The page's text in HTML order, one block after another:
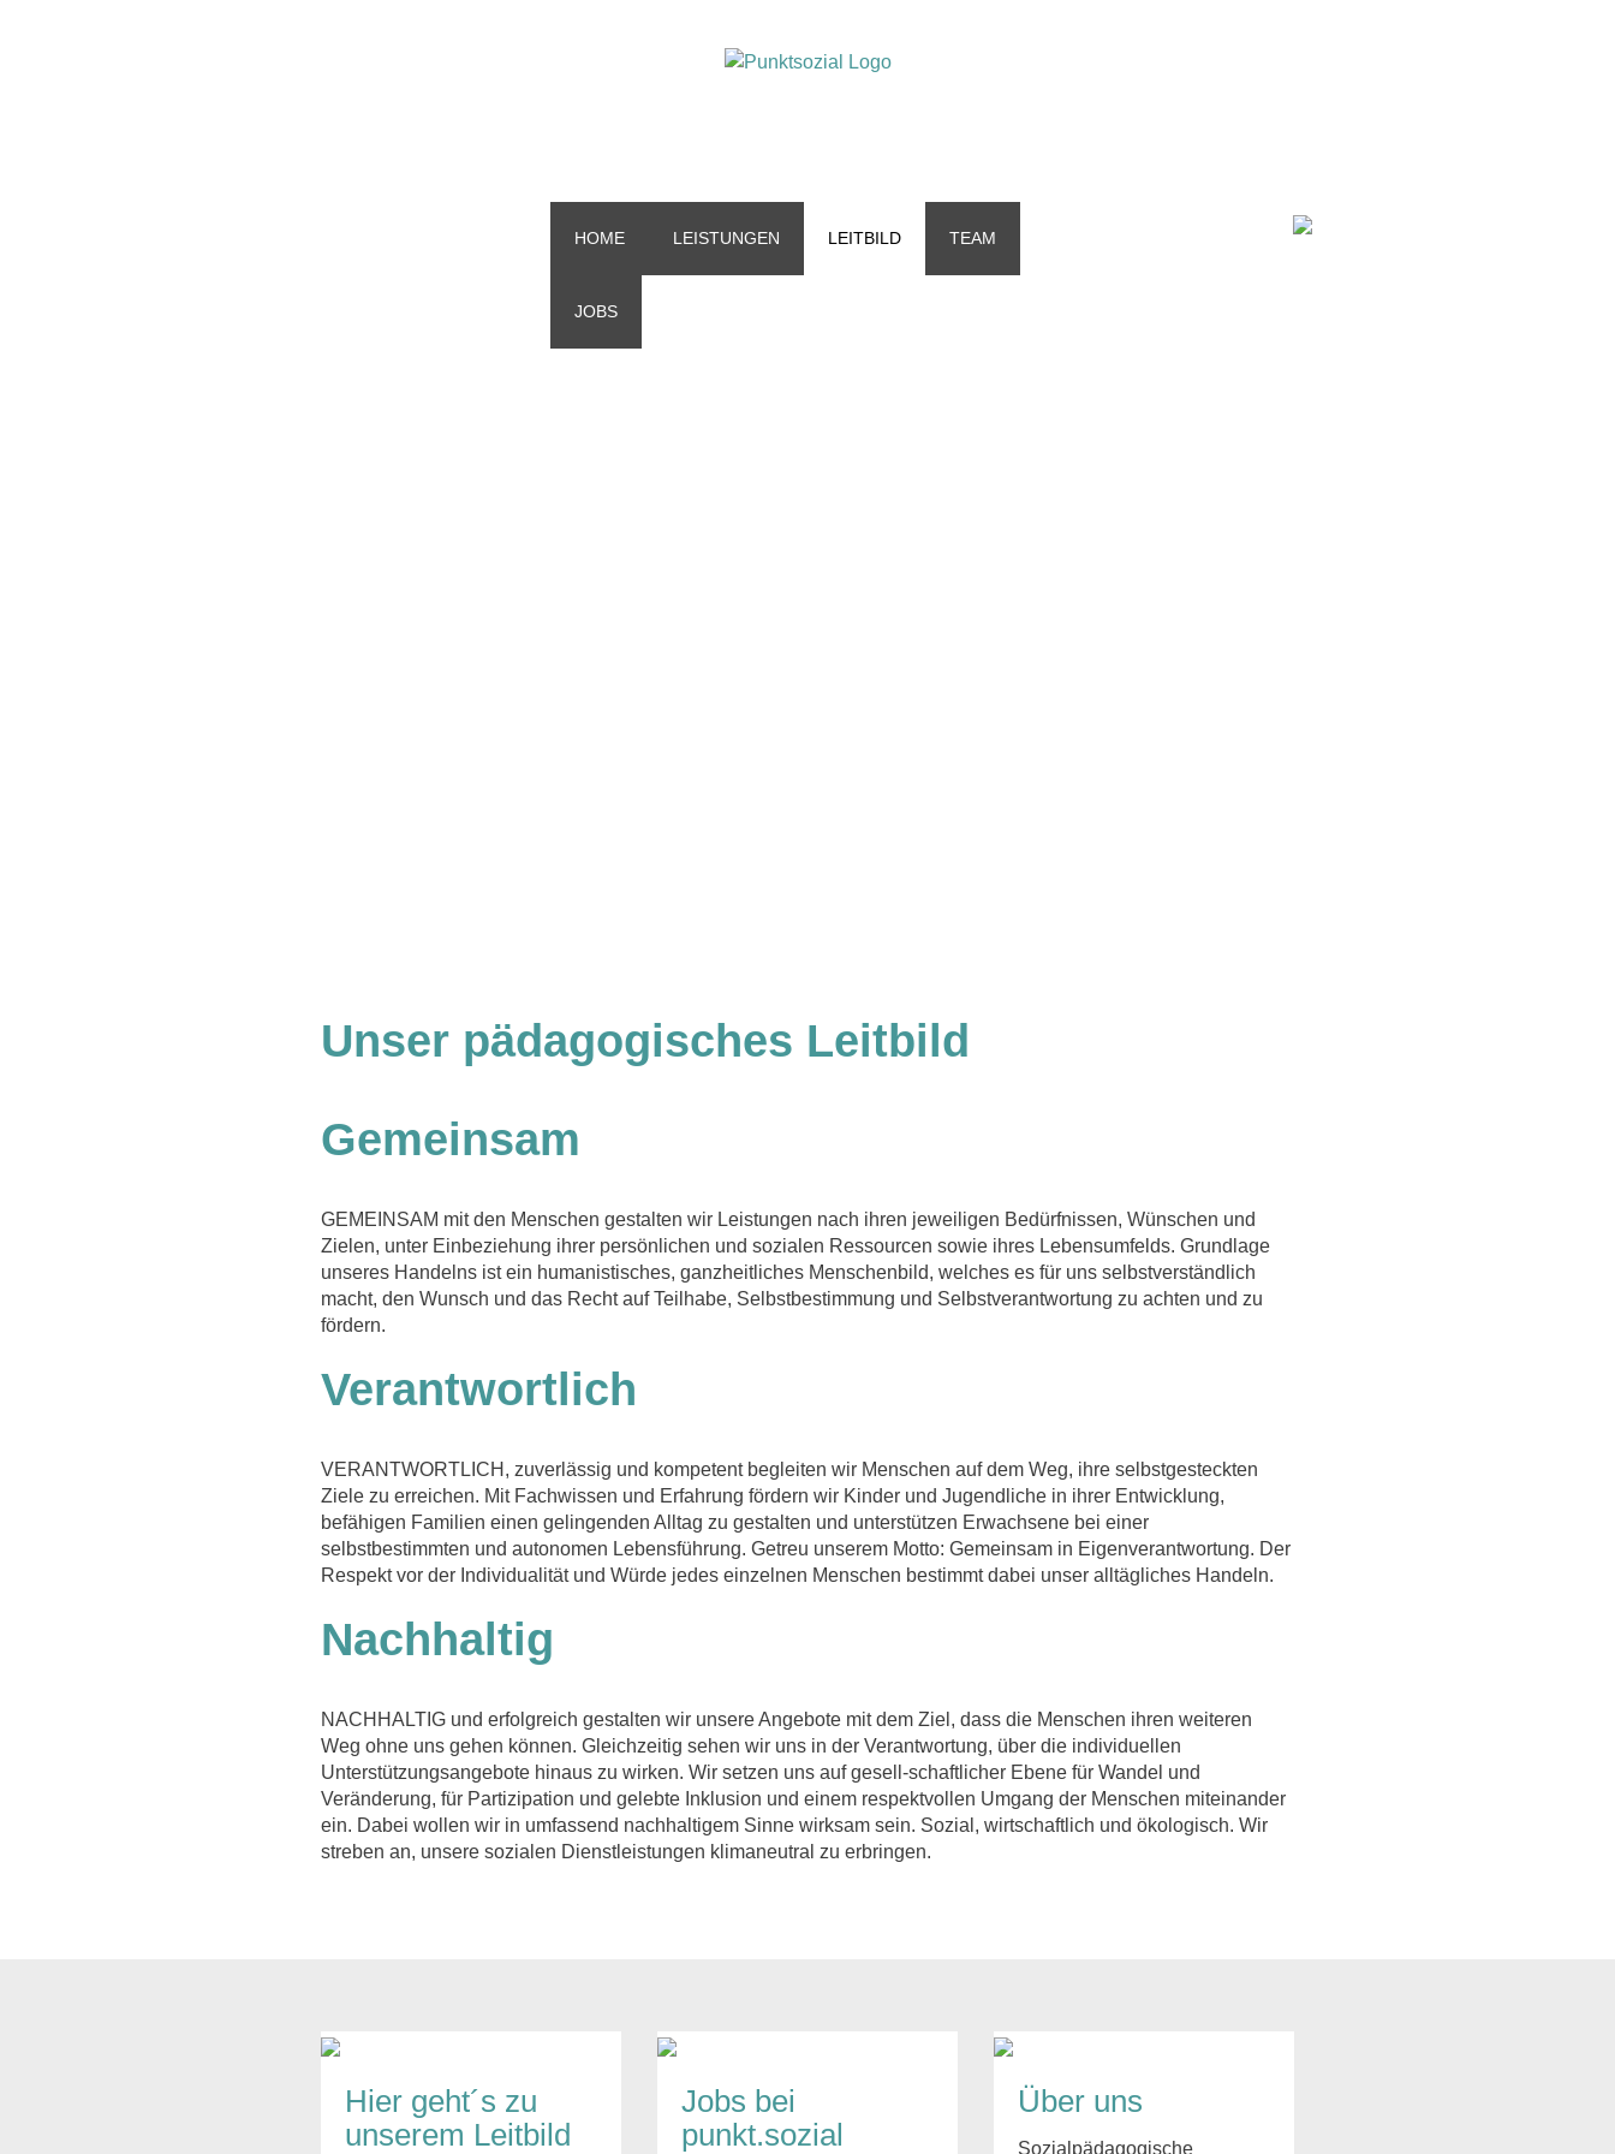
HOME LEISTUNGEN LEITBILD TEAM
JOBS
Unser pädagogisches Leitbild
Gemeinsam
GEMEINSAM mit den Menschen gestalten wir Leistungen nach ihren jeweiligen Bedürfnissen, Wünschen und
Zielen, unter Einbeziehung ihrer persönlichen und sozialen Ressourcen sowie ihres Lebensumfelds. Grundlage
unseres Handelns ist ein humanistisches, ganzheitliches Menschenbild, welches es für uns selbstverständlich
macht, den Wunsch und das Recht auf Teilhabe, Selbstbestimmung und Selbstverantwortung zu achten und zu
fördern.
Verantwortlich
VERANTWORTLICH, zuverlässig und kompetent begleiten wir Menschen auf dem Weg, ihre selbstgesteckten
Ziele zu erreichen. Mit Fachwissen und Erfahrung fördern wir Kinder und Jugendliche in ihrer Entwicklung,
befähigen Familien einen gelingenden Alltag zu gestalten und unterstützen Erwachsene bei einer
selbstbestimmten und autonomen Lebensführung. Getreu unserem Motto: Gemeinsam in Eigenverantwortung. Der
Respekt vor der Individualität und Würde jedes einzelnen Menschen bestimmt dabei unser alltägliches Handeln.
Nachhaltig
NACHHALTIG und erfolgreich gestalten wir unsere Angebote mit dem Ziel, dass die Menschen ihren weiteren
Weg ohne uns gehen können. Gleichzeitig sehen wir uns in der Verantwortung, über die individuellen
Unterstützungsangebote hinaus zu wirken. Wir setzen uns auf gesell-schaftlicher Ebene für Wandel und
Veränderung, für Partizipation und gelebte Inklusion und einem respektvollen Umgang der Menschen miteinander
ein. Dabei wollen wir in umfassend nachhaltigem Sinne wirksam sein. Sozial, wirtschaftlich und ökologisch. Wir
streben an, unsere sozialen Dienstleistungen klimaneutral zu erbringen.
Hier geht´s zu
unserem Leitbild
Jobs bei
punkt.sozial
Über uns
Sozialpädagogische